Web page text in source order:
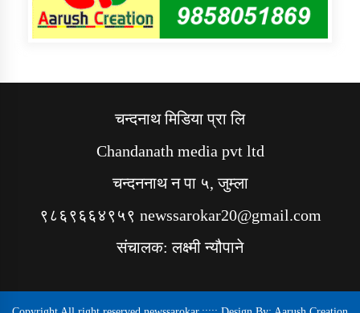
चन्दनाथ मिडिया प्रा लि
Chandanath media pvt ltd
चन्दननाथ न पा ५, जुम्ला
९८६९६६४९५९ newssarokar20@gmail.com
संचालक: लक्ष्मी न्यौपाने